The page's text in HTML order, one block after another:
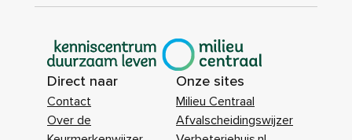
|
Direct naar
Contact
Over de
Onze sites
Milieu Centraal
Afvalscheidingswijzer